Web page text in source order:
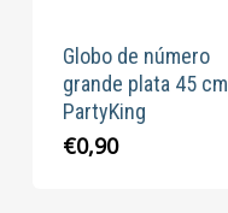
Globo de número
grande plata 45 cm
PartyKing
€0,90